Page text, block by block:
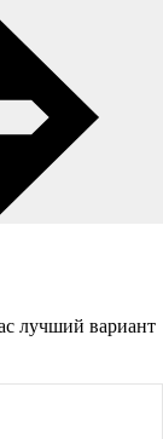
лучший вариант